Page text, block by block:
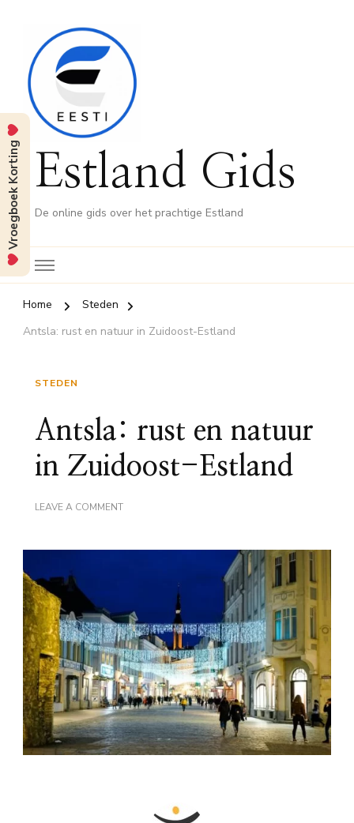
Estland Gids
De online gids over het prachtige Estland
Home
Steden
Antsla: rust en natuur in Zuidoost-Estland
STEDEN
Antsla: rust en natuur
in Zuidoost-Estland
LEAVE A COMMENTON
Vroegboek Korting